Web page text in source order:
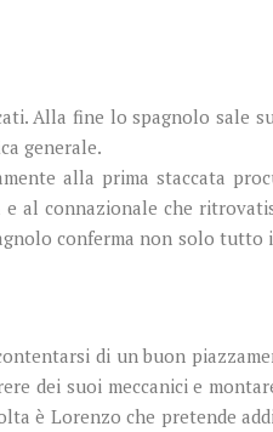
Alla fine lo spagnolo sale
generale.
alla prima staccata
al connazionale che
conferma non solo
di un buon
dei suoi meccanici e
è Lorenzo che pretende